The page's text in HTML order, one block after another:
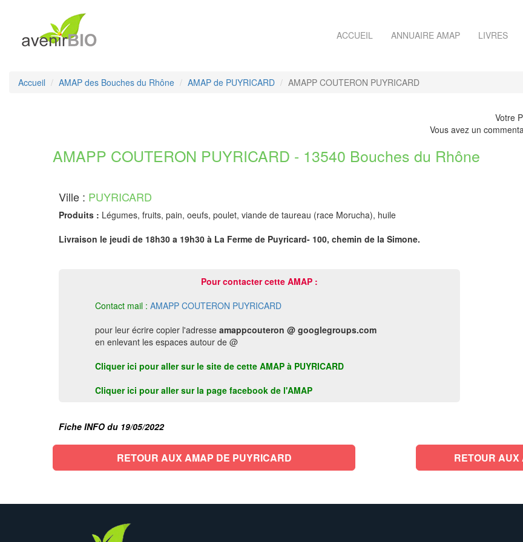
ACCUEIL ANNUAIRE AMAP LIVRES
Accueil AMAP des Bouches du Rhône AMAP de PUYRICARD AMAPP COUTERON PUYRICARD
Votre
Vous avez un
AMAPP COUTERON PUYRICARD - 13540 Bouches du Rhône
Ville : PUYRICARD
Produits : Légumes, fruits, pain, oeufs, poulet, viande de taureau (race Morucha), huile
Livraison le jeudi de 18h30 a 19h30 à La Ferme de Puyricard- 100, chemin de la Simone.
Pour contacter cette AMAP :
Contact mail : AMAPP COUTERON PUYRICARD
pour leur écrire copier l'adresse amappcouteron @ googlegroups.com
en enlevant les espaces autour de @
Cliquer ici pour aller sur le site de cette AMAP à PUYRICARD
Cliquer ici pour aller sur la page facebook de l'AMAP
Fiche INFO du 19/05/2022
RETOUR AUX AMAP DE PUYRICARD RETOUR